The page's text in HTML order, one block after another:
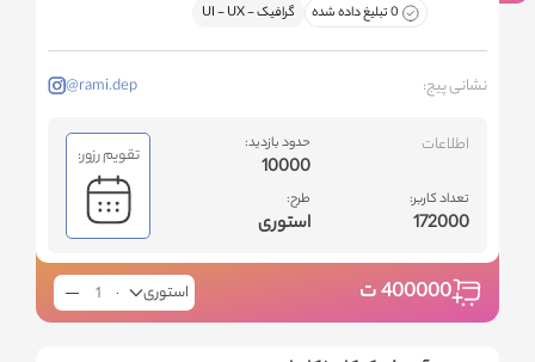
0 تبلیغ داده شده گرافیک - ‌UI - UX
نشانی پیج: @rami.dep
اطلاعات
تعداد کاربر:
172000
حدود بازدید:
10000
طرح:
استوری
تقویم رزور:
400000ت استوری